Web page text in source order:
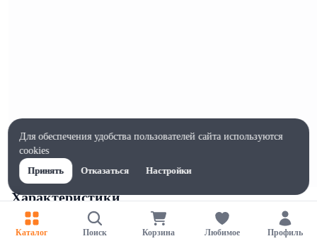
Характеристики
Ширина, мм
192
Каталог Поиск Корзина Любимое Профиль
Для обеспечения удобства пользователей сайта используются
cookies
Принять
Отказаться Настройки